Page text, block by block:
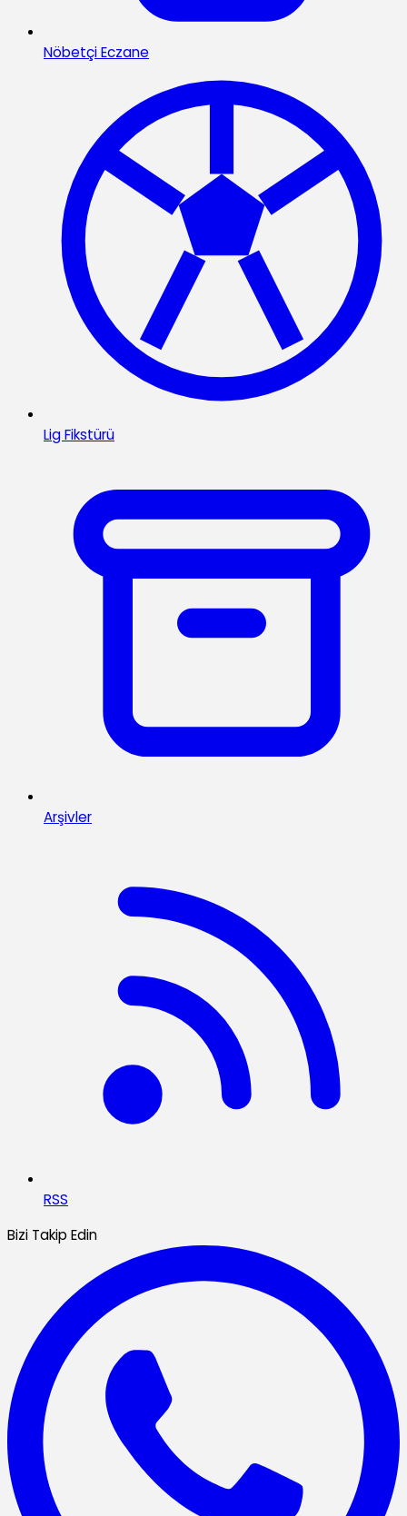
Nöbetçi Eczane
Lig Fikstürü
Arşivler
RSS
Bizi Takip Edin